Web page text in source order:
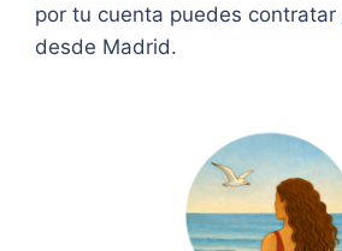
por tu cuenta puedes contratar
desde Madrid.